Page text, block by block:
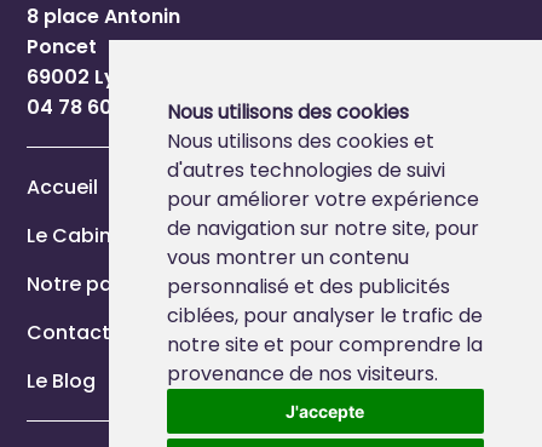
Nous utilisons des cookies
Nous utilisons des cookies et
d'autres technologies de suivi
pour améliorer votre expérience
de navigation sur notre site, pour
vous montrer un contenu
personnalisé et des publicités
ciblées, pour analyser le trafic de
notre site et pour comprendre la
provenance de nos visiteurs.
J'accepte
8 place Antonin
Poncet
69002 Lyon
04 78 60 54 84
Accueil
Le Cabinet
Notre page Marque Employeur
Contact
Le Blog